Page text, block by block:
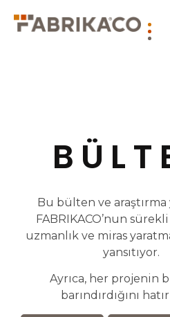
Bu bülten ve
FABRIKACO’nun
uzmanlık ve miras
yansıtıyor.
Ayrıca, her projenin
barındırdığını